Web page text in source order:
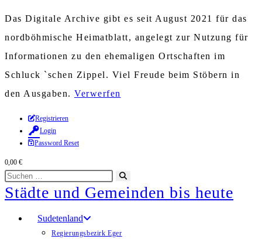
Das Digitale Archive gibt es seit August 2021 für das
nordböhmische Heimatblatt, angelegt zur Nutzung für
Informationen zu den ehemaligen Ortschaften im
Schluck `schen Zippel. Viel Freude beim Stöbern in
den Ausgaben. Verwerfen
Zum
Inhalt
springen
Registrieren
Login
Password Reset
0,00 €
Diese
Website
durchsuchen
starten
Städte und Gemeinden bis heute
Sudetenland
Regierungsbezirk Eger